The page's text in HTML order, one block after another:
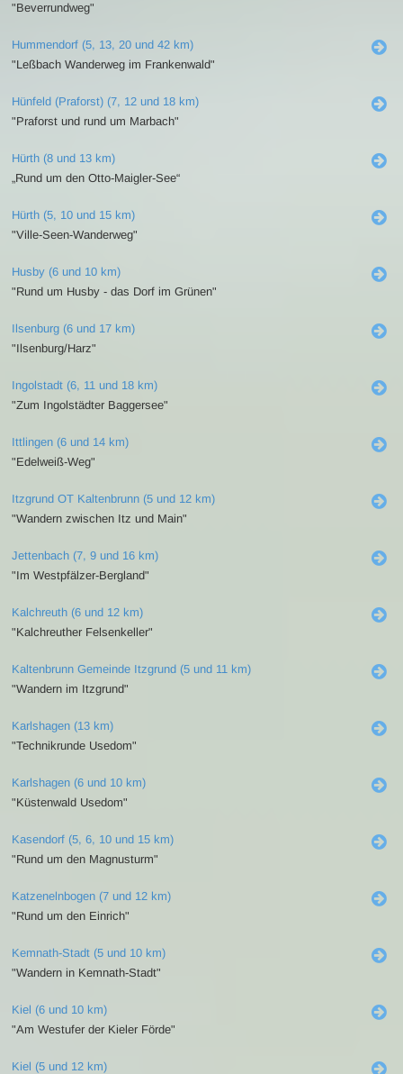
"Beverrundweg"
Hummendorf (5, 13, 20 und 42 km)
"Leßbach Wanderweg im Frankenwald"
Hünfeld (Praforst) (7, 12 und 18 km)
"Praforst und rund um Marbach"
Hürth (8 und 13 km)
„Rund um den Otto-Maigler-See“
Hürth (5, 10 und 15 km)
"Ville-Seen-Wanderweg"
Husby (6 und 10 km)
"Rund um Husby - das Dorf im Grünen"
Ilsenburg (6 und 17 km)
"Ilsenburg/Harz"
Ingolstadt (6, 11 und 18 km)
"Zum Ingolstädter Baggersee"
Ittlingen (6 und 14 km)
"Edelweiß-Weg"
Itzgrund OT Kaltenbrunn (5 und 12 km)
"Wandern zwischen Itz und Main"
Jettenbach (7, 9 und 16 km)
"Im Westpfälzer-Bergland"
Kalchreuth (6 und 12 km)
"Kalchreuther Felsenkeller"
Kaltenbrunn Gemeinde Itzgrund (5 und 11 km)
"Wandern im Itzgrund"
Karlshagen (13 km)
"Technikrunde Usedom"
Karlshagen (6 und 10 km)
"Küstenwald Usedom"
Kasendorf (5, 6, 10 und 15 km)
"Rund um den Magnusturm"
Katzenelnbogen (7 und 12 km)
"Rund um den Einrich"
Kemnath-Stadt (5 und 10 km)
"Wandern in Kemnath-Stadt"
Kiel (6 und 10 km)
"Am Westufer der Kieler Förde"
Kiel (5 und 12 km)